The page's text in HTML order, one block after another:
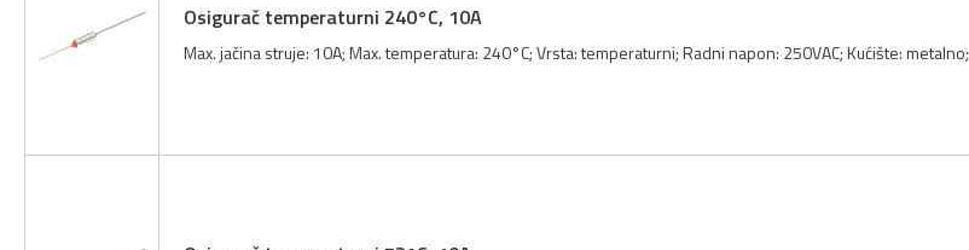
Osigurač temperaturni 240°C, 10A
Max. jačina struje: 10A; Max. temperatura: 240°C; Vrsta: temperaturni; Radni napon: 250VAC; Kućište: metalno;